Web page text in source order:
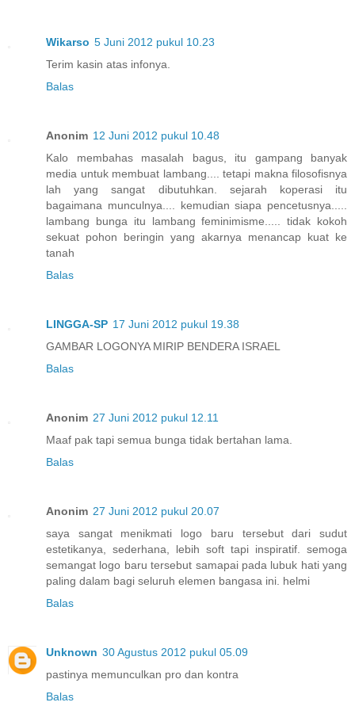
Wikarso 5 Juni 2012 pukul 10.23
Terim kasin atas infonya.
Balas
Anonim 12 Juni 2012 pukul 10.48
Kalo membahas masalah bagus, itu gampang banyak
media untuk membuat lambang.... tetapi makna filosofisnya
lah yang sangat dibutuhkan. sejarah koperasi itu
bagaimana munculnya.... kemudian siapa pencetusnya.....
lambang bunga itu lambang feminimisme..... tidak kokoh
sekuat pohon beringin yang akarnya menancap kuat ke
tanah
Balas
LINGGA-SP 17 Juni 2012 pukul 19.38
GAMBAR LOGONYA MIRIP BENDERA ISRAEL
Balas
Anonim 27 Juni 2012 pukul 12.11
Maaf pak tapi semua bunga tidak bertahan lama.
Balas
Anonim 27 Juni 2012 pukul 20.07
saya sangat menikmati logo baru tersebut dari sudut
estetikanya, sederhana, lebih soft tapi inspiratif. semoga
semangat logo baru tersebut samapai pada lubuk hati yang
paling dalam bagi seluruh elemen bangasa ini. helmi
Balas
Unknown 30 Agustus 2012 pukul 05.09
pastinya memunculkan pro dan kontra
Balas